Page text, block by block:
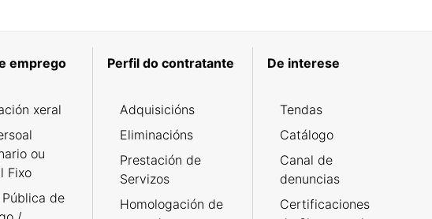
emprego
xeral
ou
Fixo
de
Perfil do contratante
Adquisicións
Eliminacións
Prestación de
Servizos
Homologación de
De interese
Tendas
Catálogo
Canal de
denuncias
Certificaciones